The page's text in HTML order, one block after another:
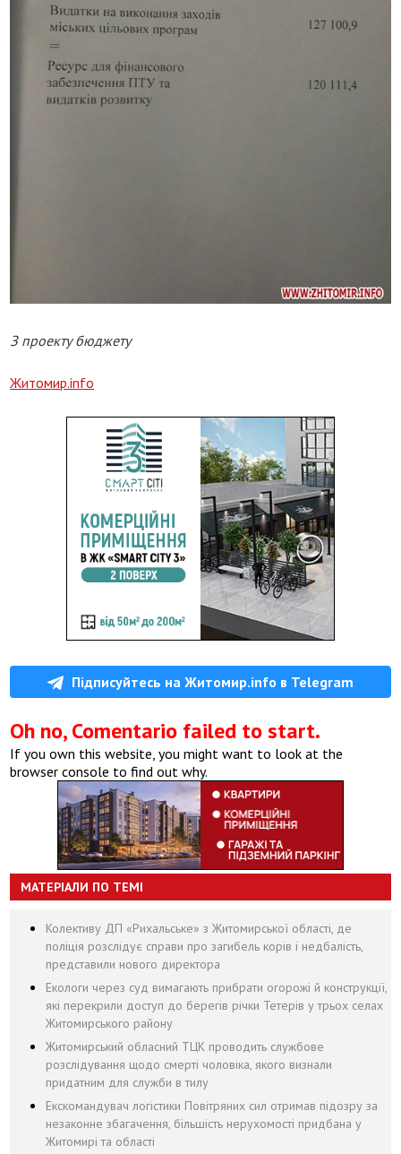
З проекту бюджету
Житомир.info
Підписуйтесь на Житомир.info в Telegram
Oh no, Comentario failed to start.
If you own this website, you might want to look at the
browser console to find out why.
МАТЕРІАЛИ ПО ТЕМІ
Колективу ДП «Рихальське» з Житомирської області, де
поліція розслідує справи про загибель корів і недбалість,
представили нового директора
Екологи через суд вимагають прибрати огорожі й конструкції,
які перекрили доступ до берегів річки Тетерів у трьох селах
Житомирського району
Житомирський обласний ТЦК проводить службове
розслідування щодо смерті чоловіка, якого визнали
придатним для служби в тилу
Екскомандувач логістики Повітряних сил отримав підозру за
незаконне збагачення, більшість нерухомості придбана у
Житомирі та області